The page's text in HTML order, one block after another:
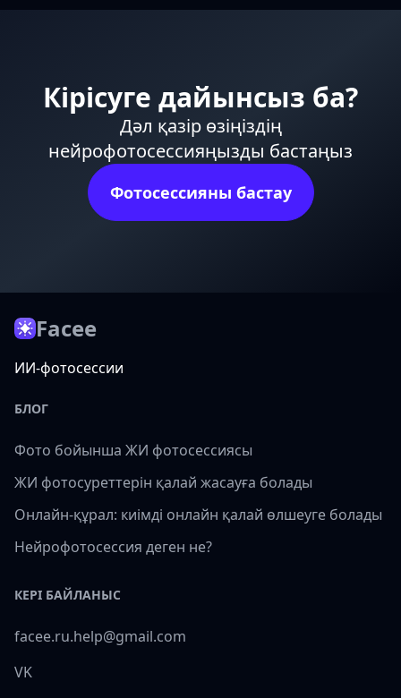
Кірісуге дайынсыз ба?
Дәл қазір өзіңіздің
нейрофотосессияңызды бастаңыз
Фотосессияны бастау
Facee
ИИ-фотосессии
БЛОГ
Фото бойынша ЖИ фотосессиясы
ЖИ фотосуреттерін қалай жасауға болады
Онлайн-құрал: киімді онлайн қалай өлшеуге болады
Нейрофотосессия деген не?
КЕРІ БАЙЛАНЫС
facee.ru.help@gmail.com
VK